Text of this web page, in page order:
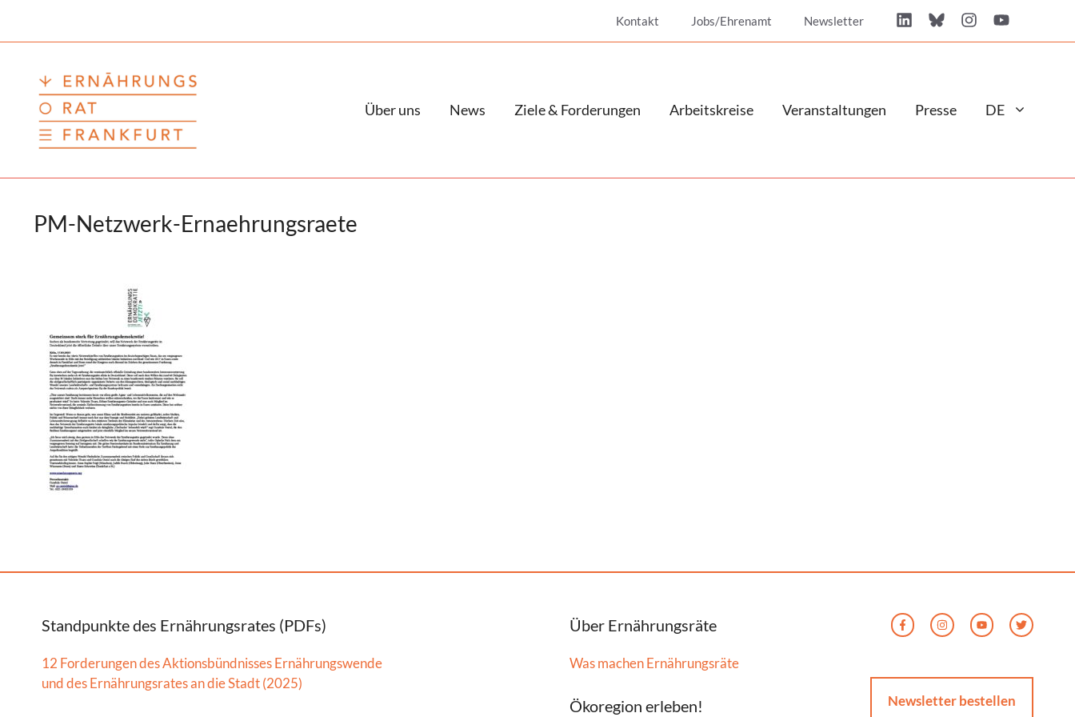
Kontakt Jobs/Ehrenamt Newsletter
Über uns News Ziele & Forderungen Arbeitskreise Veranstaltungen Presse DE
PM-Netzwerk-Ernaehrungsraete
Standpunkte des Ernährungsrates (PDFs)
12 Forderungen des Aktionsbündnisses Ernährungswende
und des Ernährungsrates an die Stadt (2025)
Über Ernährungsräte
Was machen Ernährungsräte
Ökoregion erleben! Newsletter bestellen